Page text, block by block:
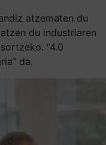
atzematen du
du industriaren
“4.0
da.